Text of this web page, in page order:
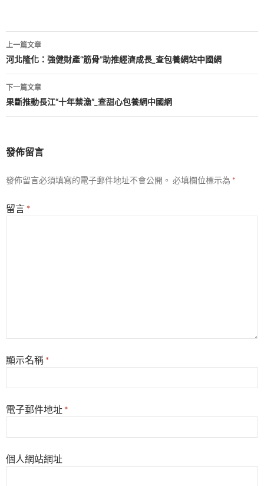
文
章
導
覽
上一篇文章
河北隆化：強健財產“筋骨”助推經濟成長_查包養網站中國網
下一篇文章
果斷推動長江“十年禁漁”_查甜心包養網中國網
發佈留言
發佈留言必須填寫的電子郵件地址不會公開。 必填欄位標示為 *
留言 *
顯示名稱 *
電子郵件地址 *
個人網站網址